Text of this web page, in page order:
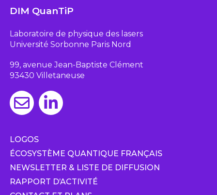
DIM QuanTiP
Laboratoire de physique des lasers
Université Sorbonne Paris Nord
99, avenue Jean-Baptiste Clément
93430 Villetaneuse
LOGOS
ÉCOSYSTÈME QUANTIQUE FRANÇAIS
NEWSLETTER & LISTE DE DIFFUSION
RAPPORT D’ACTIVITÉ